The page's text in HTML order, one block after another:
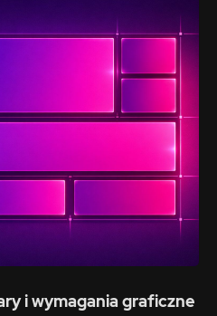
i wymagania graficzne